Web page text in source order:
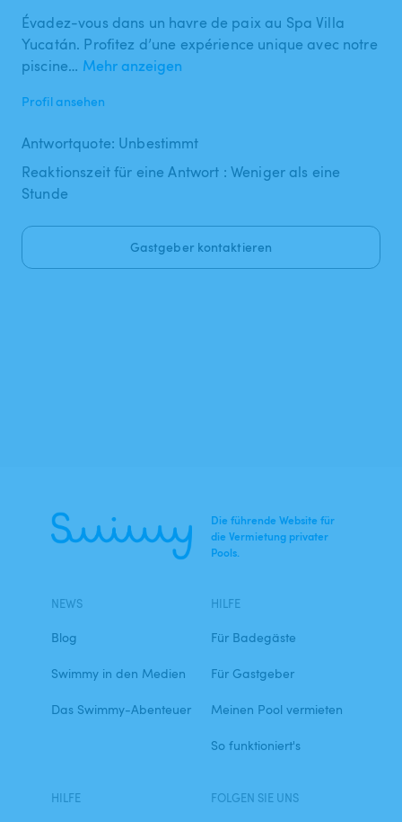
Évadez-vous dans un havre de paix au Spa Villa
Yucatán. Profitez d’une expérience unique avec notre
piscine… Mehr anzeigen
Profil ansehen
Antwortquote: Unbestimmt
Reaktionszeit für eine Antwort : Weniger als eine
Stunde
Gastgeber kontaktieren
Die führende Website für
die Vermietung privater
Pools.
NEWS
Blog
Swimmy in den Medien
Das Swimmy-Abenteuer
HILFE
Für Badegäste
Für Gastgeber
Meinen Pool vermieten
So funktioniert's
HILFE FOLGEN SIE UNS